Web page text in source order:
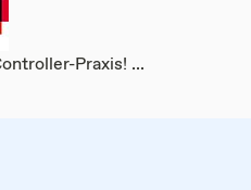
Praxis! ...